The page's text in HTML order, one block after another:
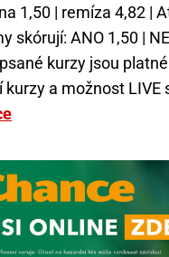
1,50 | remíza 4,82 |
skórují: ANO 1,50 |
kurzy jsou
kurzy a možnost LIVE